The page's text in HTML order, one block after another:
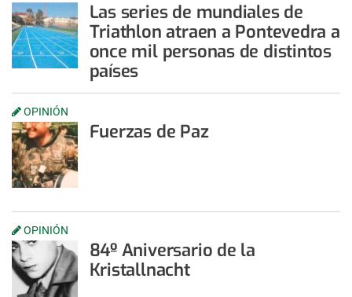
Las series de mundiales de
Triathlon atraen a Pontevedra a
once mil personas de distintos
países
OPINIÓN
Fuerzas de Paz
OPINIÓN
84º Aniversario de la
Kristallnacht